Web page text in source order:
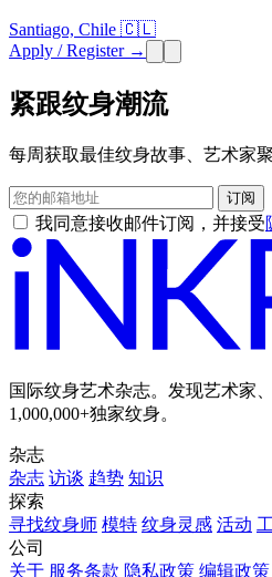
Santiago, Chile 🇨🇱
Apply / Register →
紧跟纹身潮流
每周获取最佳纹身故事、艺术家
订阅
我同意接收邮件订阅，并接受
国际纹身艺术杂志。发现艺术家
1,000,000+独家纹身。
杂志
杂志 访谈 趋势 知识
探索
寻找纹身师 模特 纹身灵感 活动
公司
关于 服务条款 隐私政策 编辑政